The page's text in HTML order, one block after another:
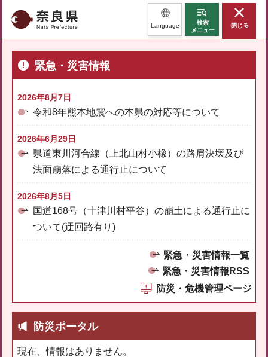
奈良県 Language
検索
メニュー
閉じる
緊急・災害情報
2026年8月7日
令和8年熊本地震への本県の対応等について
2026年6月29日
県道東川河合線（上北山村小橡）の路肩決壊及び
法面崩落による通行止について
2026年8月5日
国道168号（十津川村平谷）の崩土による通行止に
ついて(迂回路有り)
緊急・災害情報一覧
緊急・災害情報RSS
防災・危機管理ページ
防災ポータル
現在、情報はありません。